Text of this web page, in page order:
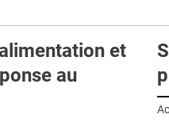
et
au